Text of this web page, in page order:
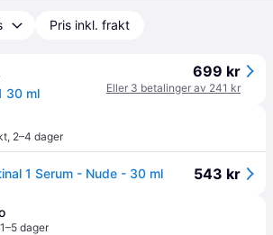
Pris inkl. frakt
30 ml
699 kr
Eller 3 betalinger av 241 kr
, 2–4 dager
1 Serum - Nude - 30 ml 543 kr
1–5 dager